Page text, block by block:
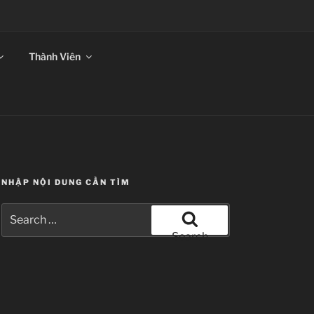
Thành Viên
NHẬP NỘI DUNG CẦN TÌM
for:
Search